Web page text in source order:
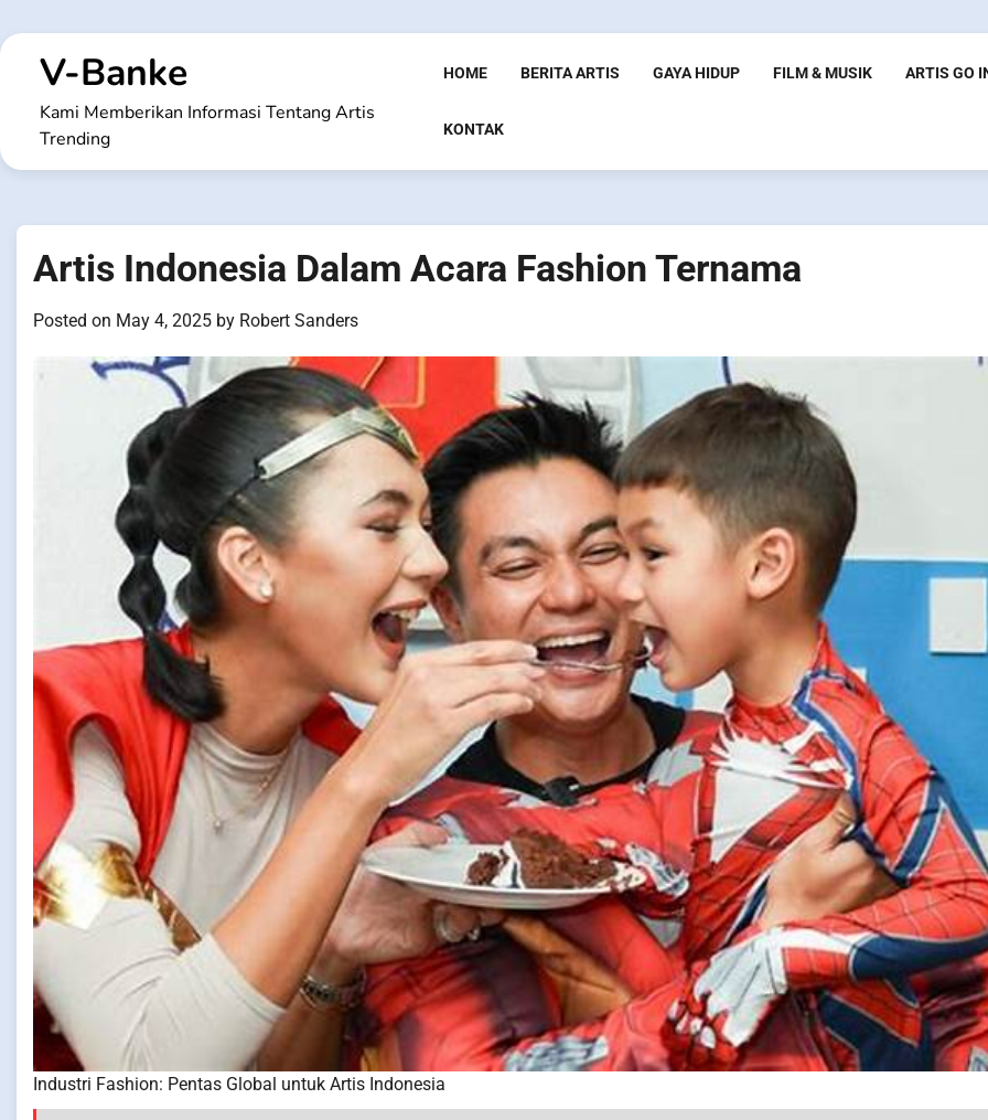
to
contentV-Banke
Kami Memberikan Informasi Tentang Artis
Trending
HOME BERITA ARTIS GAYA HIDUP FILM & MUSIK ARTIS GO
KONTAK
Artis Indonesia Dalam Acara Fashion Ternama
Posted on May 4, 2025 by Robert Sanders
Industri Fashion: Pentas Global untuk Artis Indonesia